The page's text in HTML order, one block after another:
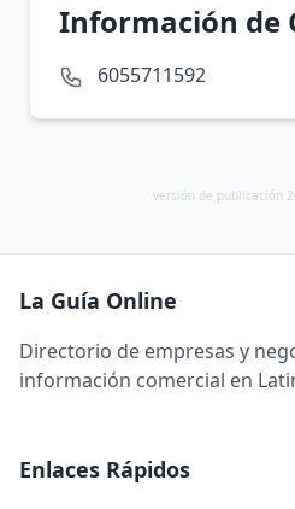
Información de
6055711592
versión de publicación
La Guía Online
Directorio de empresas y
información comercial en
Enlaces Rápidos